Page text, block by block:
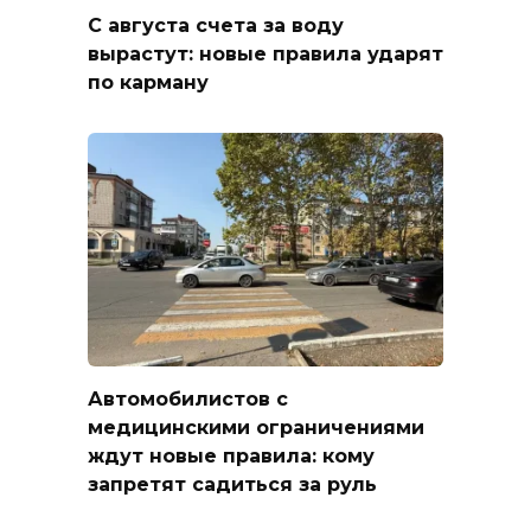
С августа счета за воду
вырастут: новые правила ударят
по карману
Автомобилистов с
медицинскими ограничениями
ждут новые правила: кому
запретят садиться за руль